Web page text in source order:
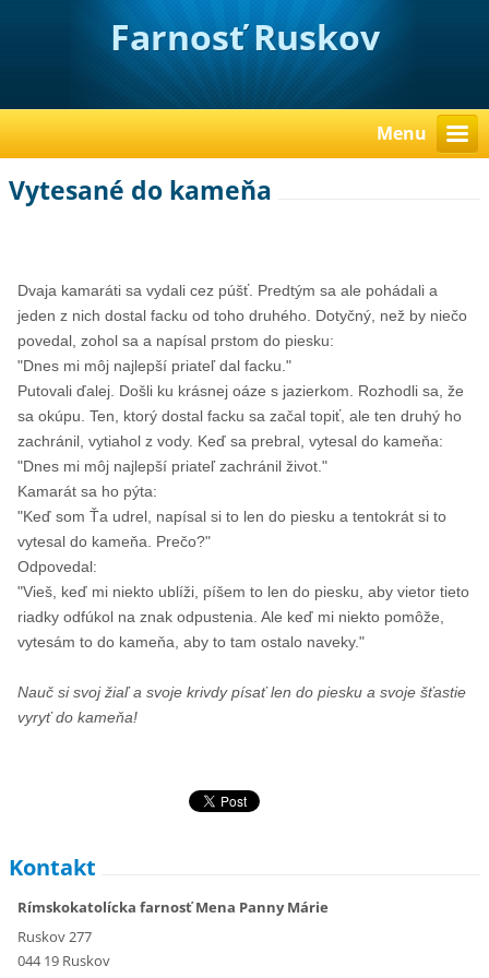
Farnosť Ruskov
Menu
Vytesané do kameňa
Dvaja kamaráti sa vydali cez púšť. Predtým sa ale pohádali a
jeden z nich dostal facku od toho druhého. Dotyčný, než by niečo
povedal, zohol sa a napísal prstom do piesku:
"Dnes mi môj najlepší priateľ dal facku."
Putovali ďalej. Došli ku krásnej oáze s jazierkom. Rozhodli sa, že
sa okúpu. Ten, ktorý dostal facku sa začal topiť, ale ten druhý ho
zachránil, vytiahol z vody. Keď sa prebral, vytesal do kameňa:
"Dnes mi môj najlepší priateľ zachránil život."
Kamarát sa ho pýta:
"Keď som Ťa udrel, napísal si to len do piesku a tentokrát si to
vytesal do kameňa. Prečo?"
Odpovedal:
"Vieš, keď mi niekto ublíži, píšem to len do piesku, aby vietor tieto
riadky odfúkol na znak odpustenia. Ale keď mi niekto pomôže,
vytesám to do kameňa, aby to tam ostalo naveky."
Nauč si svoj žiaľ a svoje krivdy písať len do piesku a svoje šťastie
vyryť do kameňa!
Kontakt
Rímskokatolícka farnosť Mena Panny Márie
Ruskov 277
044 19 Ruskov